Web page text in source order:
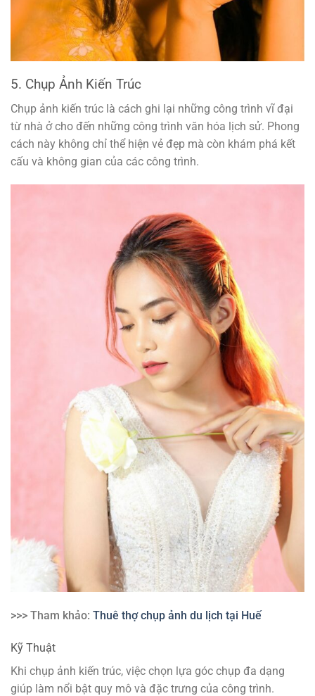
5. Chụp Ảnh Kiến Trúc
Chụp ảnh kiến trúc là cách ghi lại những công trình vĩ đại
từ nhà ở cho đến những công trình văn hóa lịch sử. Phong
cách này không chỉ thể hiện vẻ đẹp mà còn khám phá kết
cấu và không gian của các công trình.
>>> Tham khảo: Thuê thợ chụp ảnh du lịch tại Huế
Kỹ Thuật
Khi chụp ảnh kiến trúc, việc chọn lựa góc chụp đa dạng
giúp làm nổi bật quy mô và đặc trưng của công trình.